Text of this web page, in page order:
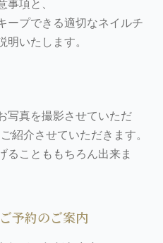
項と、
ープできる適切なネイルチ
明いたします。
写真を撮影させていただ
紹介させていただきます。
ることももちろん出来ま
予約のご案内